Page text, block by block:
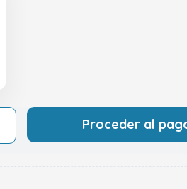
Proceder al